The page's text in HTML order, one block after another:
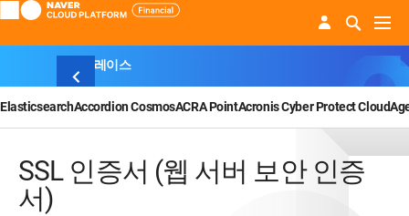
마켓플레이스
ElasticsearchAccordion CosmosACRA PointAcronis Cyber Protect Cloud
SSL 인증서 (웹 서버 보안 인증
서)